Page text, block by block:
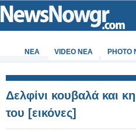
ΝΕΑ VIDEO NEA PHOTO
Δελφίνι κουβαλά και
του [εικόνες]